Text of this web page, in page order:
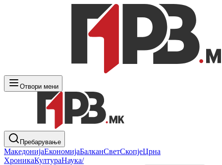
Отвори мени
Пребарување
МакедонијаЕкономијаБалканСветСкопјеЦрна
ХроникаКултураНаука/